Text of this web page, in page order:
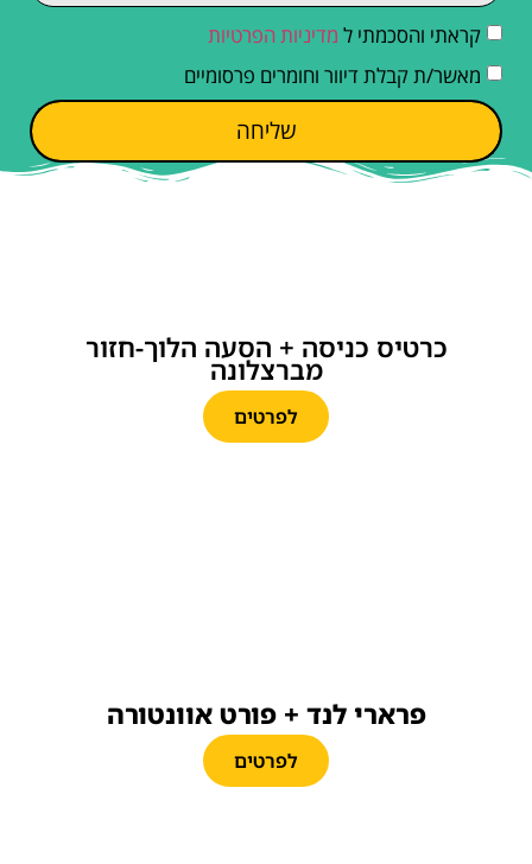
קראתי והסכמתי ל מדיניות הפרטיות
מאשר/ת קבלת דיוור וחומרים פרסומיים
שליחה
כרטיס כניסה + הסעה הלוך-חזור
מברצלונה
לפרטים
פרארי לנד + פורט אוונטורה
לפרטים